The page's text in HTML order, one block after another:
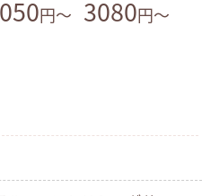
円～ 3080円～